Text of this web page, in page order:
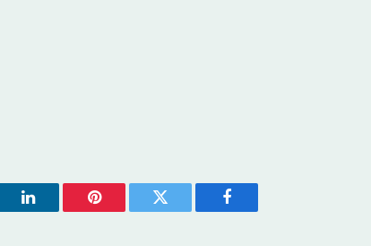
فيسبوك
تويتر بينتيريستلينكدإن